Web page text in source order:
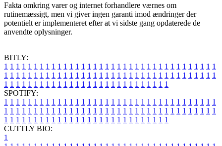
Fakta omkring varer og internet forhandlere værnes om
rutinemæssigt, men vi giver ingen garanti imod ændringer der
potentielt er implementeret efter at vi sidste gang opdaterede de
anvendte oplysninger.
BITLY:
1 1 1 1 1 1 1 1 1 1 1 1 1 1 1 1 1 1 1 1 1 1 1 1 1 1 1 1 1 1 1 1 1 1 1 1
1 1 1 1 1 1 1 1 1 1 1 1 1 1 1 1 1 1 1 1 1 1 1 1 1 1 1 1 1 1 1 1 1 1 1 1
1 1 1 1 1 1 1 1 1 1 1 1 1 1 1 1 1 1 1 1 1 1 1 1 1 1 1 1
SPOTIFY:
1 1 1 1 1 1 1 1 1 1 1 1 1 1 1 1 1 1 1 1 1 1 1 1 1 1 1 1 1 1 1 1 1 1 1 1
1 1 1 1 1 1 1 1 1 1 1 1 1 1 1 1 1 1 1 1 1 1 1 1 1 1 1 1 1 1 1 1 1 1 1 1
1 1 1 1 1 1 1 1 1 1 1 1 1 1 1 1 1 1 1 1 1 1 1 1 1 1 1 1
CUTTLY BIO:
1